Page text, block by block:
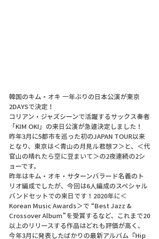
韓国のキム・オキ 一年ぶりの日本公演が東京
2DAYSで決定！
コリアン・ジャズシーンで活躍するサックス奏者
「KIM OKI」の来日公演が急遽決定しました！
昨年3月に5都市を巡った初のJAPAN TOUR以来
となり、東京は＜青山の月見ル君想フ＞と、＜代
官山の晴れたら空に豆まいて＞の2夜連続の2シ
ョーです。
昨年はキム・オキ・サターンバラード名義のト
リオ編成でしたが、今回は6人編成のスペシャル
バンドセットでの来日です！2020年に＜
Korean Music Awards＞で “Best Jazz &
Crossover Album”を受賞するなど、これまで20
以上のリリースする作品はどれも評価が高く、
今年3月に発表したばかりの最新アルバム『Hip